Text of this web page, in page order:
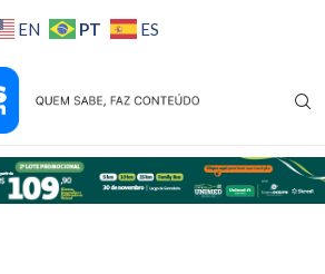
EN PT ES